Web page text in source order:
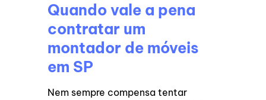
Quando vale a pena
contratar um
montador de móveis
em SP
Nem sempre compensa tentar